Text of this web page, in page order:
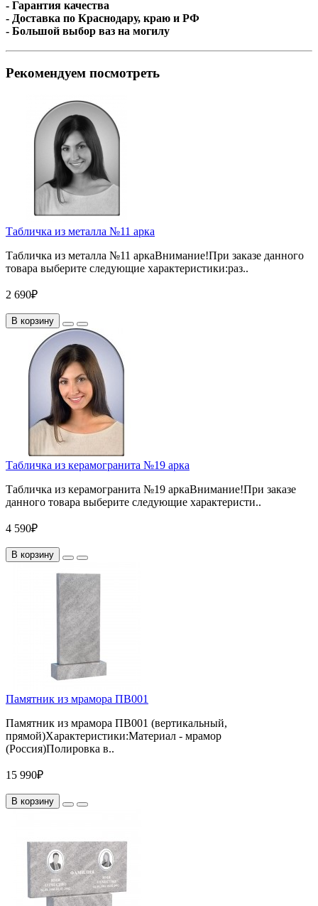
- Гарантия качества
- Доставка по Краснодару, краю и РФ
- Большой выбор ваз на могилу
Рекомендуем посмотреть
Табличка из металла №11 арка
Табличка из металла №11 аркаВнимание!При заказе данного
товара выберите следующие характеристики:раз..
2 690₽
В корзину
Табличка из керамогранита №19 арка
Табличка из керамогранита №19 аркаВнимание!При заказе
данного товара выберите следующие характеристи..
4 590₽
В корзину
Памятник из мрамора ПВ001
Памятник из мрамора ПВ001 (вертикальный,
прямой)Характеристики:Материал - мрамор
(Россия)Полировка в..
15 990₽
В корзину